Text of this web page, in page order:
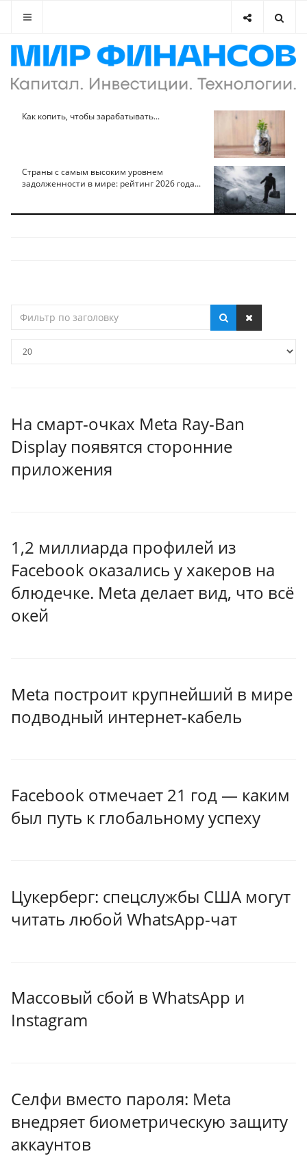
Как копить, чтобы зарабатывать...
Страны с самым высоким уровнем
задолженности в мире: рейтинг 2026 года...
по
На смарт-очках Meta Ray-Ban
Display появятся сторонние
приложения
1,2 миллиарда профилей из
Facebook оказались у хакеров на
блюдечке. Meta делает вид, что всё
окей
Meta построит крупнейший в мире
подводный интернет-кабель
Facebook отмечает 21 год — каким
был путь к глобальному успеху
Цукерберг: спецслужбы США могут
читать любой WhatsApp-чат
Массовый сбой в WhatsApp и
Instagram
Селфи вместо пароля: Meta
внедряет биометрическую защиту
аккаунтов